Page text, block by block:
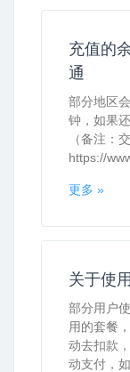
充值的
通
部分地区
钟，如果
（备注：
https://
更多 »
关于使
部分用户
用的套餐
动去扣款
动支付，